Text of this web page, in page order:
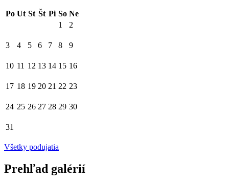
Po Ut St Št Pi So Ne
1
2
3 4 5 6 7 8 9
10 11 12 13 14 15 16
17 18 19 20 21 22 23
24 25 26 27 28 29 30
31
Všetky podujatia
Prehľad galérií